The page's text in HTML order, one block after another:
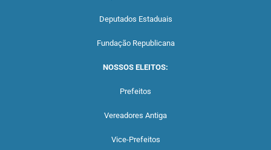
Deputados Estaduais
Fundação Republicana
NOSSOS ELEITOS:
Prefeitos
Vereadores Antiga
Vice-Prefeitos